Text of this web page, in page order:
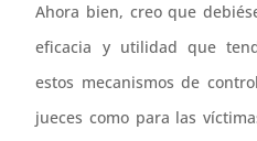
Ahora bien, creo que
eficacia y utilidad que
estos mecanismos de
jueces como para las